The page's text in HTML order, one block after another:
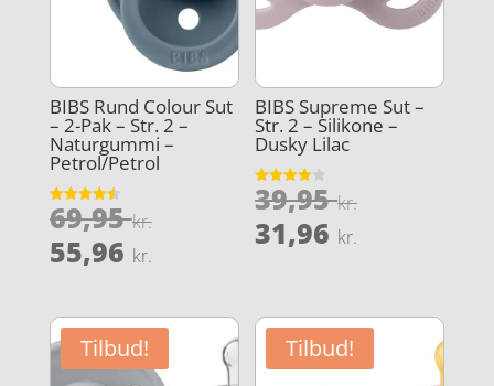
BIBS Rund Colour Sut
– 2-Pak – Str. 2 –
Naturgummi –
Petrol/Petrol
Vurderet
4.5
69,95kr.Den
oprindelige
pris
69,95 kr..
55,96 kr.
pris
er:
55,96 kr..
BIBS Supreme Sut –
Str. 2 – Silikone –
Dusky Lilac
Vurderet
4
39,95kr.Den
39,95 kr..
31,96 kr.
er:
31,96 kr..
Tilbud! Tilbud!